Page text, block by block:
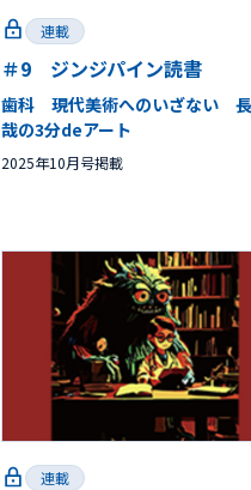
連載
＃9 ジンジパイン読書
歯科 現代美術へのいざない
哉の3分deアート
2025年10月号掲載
連載